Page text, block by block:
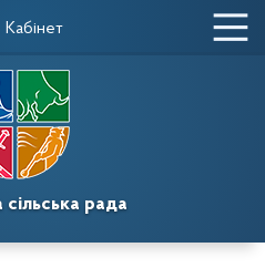
сільська рада
Кабінет